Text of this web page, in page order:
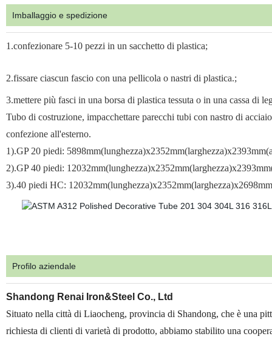
Imballaggio e spedizione
1.confezionare 5-10 pezzi in un sacchetto di plastica;
2.fissare ciascun fascio con una pellicola o nastri di plastica.;
3.mettere più fasci in una borsa di plastica tessuta o in una cassa di
Tubo di costruzione, impacchettare parecchi tubi con nastro di
confezione all'esterno.
1).GP 20 piedi:
2).GP 40 piedi:
3).40 piedi HC:
Profilo aziendale
Shandong Renai Iron&Steel Co., Ltd
Situato nella città di Liaocheng, provincia di Shandong, che è una
richiesta di clienti di varietà di prodotto, abbiamo stabilito una